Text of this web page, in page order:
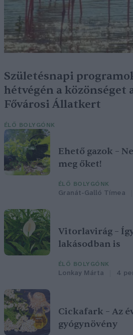
Születésnapi
hétvégén a közönséget
Fővárosi Állatkert
ÉLŐ BOLYGÓNK
Ehető gazok –
meg őket!
ÉLŐ BOLYGÓNK
Granát-Galló Tímea
Vitorlavirág –
lakásodban is
ÉLŐ BOLYGÓNK
Lonkay Márta 4
Cickafark – Az
gyógynövény